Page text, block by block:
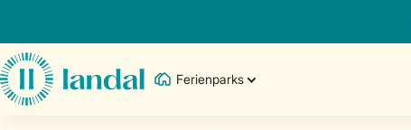
Ferienparks